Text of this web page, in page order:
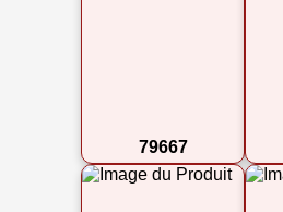
79667